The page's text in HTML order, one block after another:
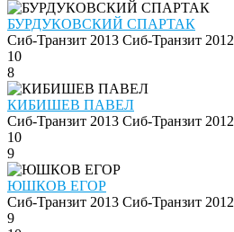
БУРДУКОВСКИЙ СПАРТАК
Сиб-Транзит 2013 Сиб-Транзит 2012
10
8
КИБИШЕВ ПАВЕЛ
Сиб-Транзит 2013 Сиб-Транзит 2012
10
9
ЮШКОВ ЕГОР
Сиб-Транзит 2013 Сиб-Транзит 2012
9